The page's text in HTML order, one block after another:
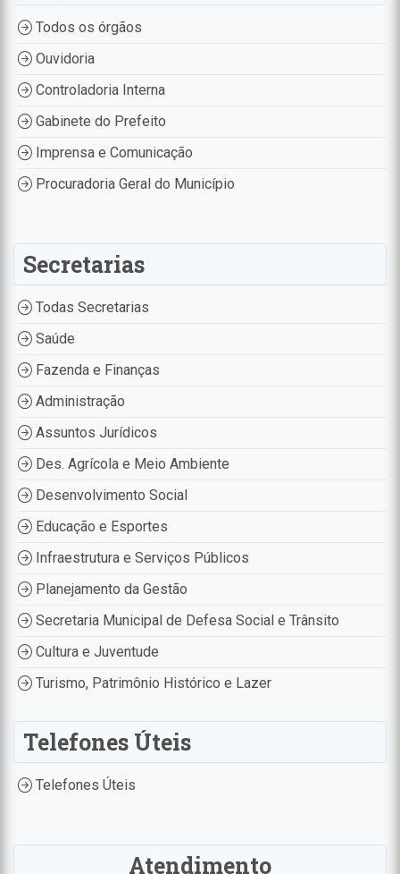
Todos os órgãos
Ouvidoria
Controladoria Interna
Gabinete do Prefeito
Imprensa e Comunicação
Procuradoria Geral do Município
Secretarias
Todas Secretarias
Saúde
Fazenda e Finanças
Administração
Assuntos Jurídicos
Des. Agrícola e Meio Ambiente
Desenvolvimento Social
Educação e Esportes
Infraestrutura e Serviços Públicos
Planejamento da Gestão
Secretaria Municipal de Defesa Social e Trânsito
Cultura e Juventude
Turismo, Patrimônio Histórico e Lazer
Telefones Úteis
Telefones Úteis
Atendimento